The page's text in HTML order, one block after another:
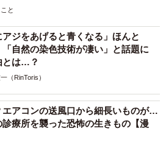
と
アジをあげると青くなる」ほんと
自然の染色技術が凄い」と話題に
とは…？
（RinToris）
エアコンの送風口から細長いものが…
療所を襲った恐怖の生きもの【漫